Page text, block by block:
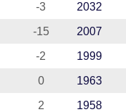
-3 2032
-15 2007
-2 1999
0 1963
2 1958